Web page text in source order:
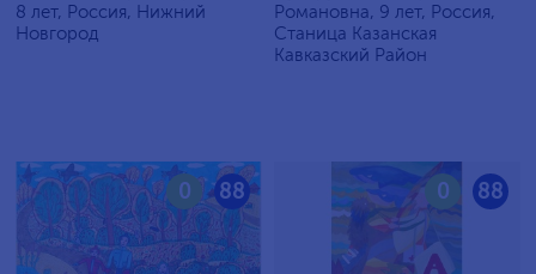
8 лет, Россия, Нижний
Новгород
Романовна, 9 лет, Россия,
Станица Казанская
Кавказский Район
88
0 88
0